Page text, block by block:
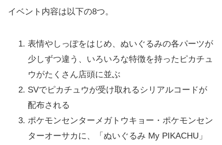
イベント内容は以下の8つ。
表情やしっぽをはじめ、ぬいぐるみの各パーツが
少しずつ違う、いろいろな特徴を持ったピカチュ
ウがたくさん店頭に並ぶ
SVでピカチュウが受け取れるシリアルコードが
配布される
ポケモンセンターメガトウキョー・ポケモンセン
ターオーサカに、「ぬいぐるみ My PIKACHU」